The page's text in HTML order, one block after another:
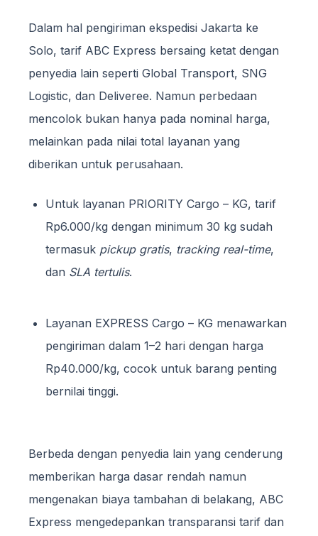
Dalam hal pengiriman ekspedisi Jakarta ke
Solo, tarif ABC Express bersaing ketat dengan
penyedia lain seperti Global Transport, SNG
Logistic, dan Deliveree. Namun perbedaan
mencolok bukan hanya pada nominal harga,
melainkan pada nilai total layanan yang
diberikan untuk perusahaan.
Untuk layanan PRIORITY Cargo – KG, tarif
Rp6.000/kg dengan minimum 30 kg sudah
termasuk pickup gratis, tracking real-time,
dan SLA tertulis.
Layanan EXPRESS Cargo – KG menawarkan
pengiriman dalam 1–2 hari dengan harga
Rp40.000/kg, cocok untuk barang penting
bernilai tinggi.
Berbeda dengan penyedia lain yang cenderung
memberikan harga dasar rendah namun
mengenakan biaya tambahan di belakang, ABC
Express mengedepankan transparansi tarif dan